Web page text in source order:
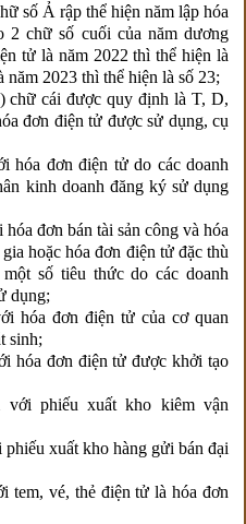
số Ả rập thể hiện năm lập hóa
2 chữ số cuối của năm dương
tử là năm 2022 thì thể hiện là
năm 2023 thì thể hiện là số 23;
chữ cái được quy định là T, D,
đơn điện tử được sử dụng, cụ
hóa đơn điện tử do các doanh
kinh doanh đăng ký sử dụng
đơn bán tài sản công và hóa
hoặc hóa đơn điện tử đặc thù
số tiêu thức do các doanh
dụng;
hóa đơn điện tử của cơ quan
sinh;
hóa đơn điện tử được khởi tạo
phiếu xuất kho kiêm vận
xuất kho hàng gửi bán đại
vé, thẻ điện tử là hóa đơn